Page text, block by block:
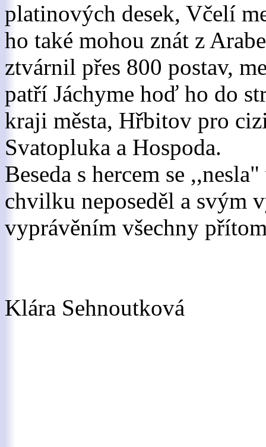
platinových desek, Včelí
ho také mohou znát z
ztvárnil přes 800 postav,
patří Jáchyme hoď ho do
kraji města, Hřbitov pro
Svatopluka a Hospoda.
Beseda s hercem se
chvilku neposeděl a svým
vyprávěním všechny
Klára Sehnoutková